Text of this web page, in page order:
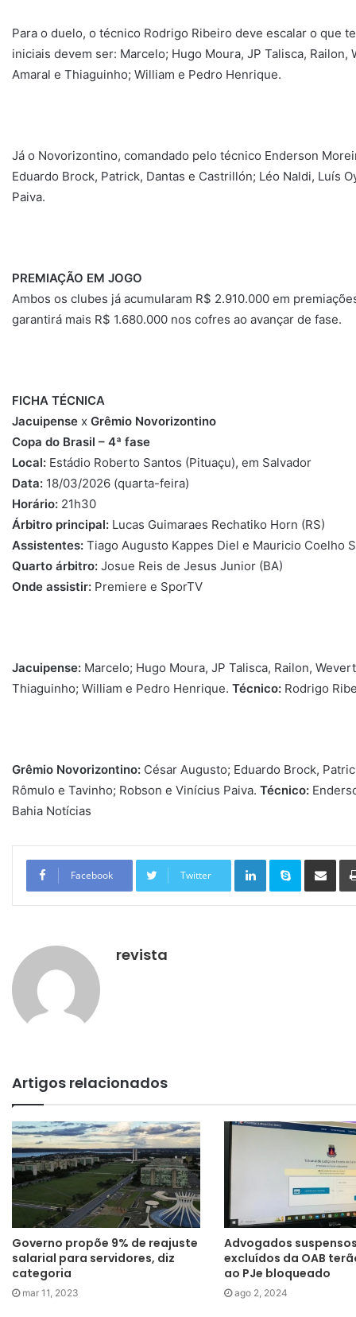
Para o duelo, o técnico Rodrigo Ribeiro deve escalar o que
iniciais devem ser: Marcelo; Hugo Moura, JP Talisca,
Amaral e Thiaguinho; William e Pedro Henrique.
Já o Novorizontino, comandado pelo técnico Enderson
Eduardo Brock, Patrick, Dantas e Castrillón; Léo Naldi, Luís
Paiva.
PREMIAÇÃO EM JOGO
Ambos os clubes já acumularam R$ 2.910.000 em
garantirá mais R$ 1.680.000 nos cofres ao avançar de fase.
FICHA TÉCNICA
Jacuipense x Grêmio Novorizontino
Copa do Brasil – 4ª fase
Local: Estádio Roberto Santos (Pituaçu), em Salvador
Data: 18/03/2026 (quarta-feira)
Horário: 21h30
Árbitro principal: Lucas Guimaraes Rechatiko Horn (RS)
Assistentes: Tiago Augusto Kappes Diel e Mauricio Coelho
Quarto árbitro: Josue Reis de Jesus Junior (BA)
Onde assistir: Premiere e SporTV
Jacuipense: Marcelo; Hugo Moura, JP Talisca, Railon,
Thiaguinho; William e Pedro Henrique. Técnico: Rodrigo
Grêmio Novorizontino: César Augusto; Eduardo Brock,
Rômulo e Tavinho; Robson e Vinícius Paiva. Técnico:
Bahia Notícias
Facebook Twitter
Linkedin Skype
revista
Artigos relacionados
Governo propõe 9% de reajuste
salarial para servidores, diz
categoria
mar 11, 2023
Advogados
excluídos da OAB
ao PJe bloqueado
ago 2, 2024